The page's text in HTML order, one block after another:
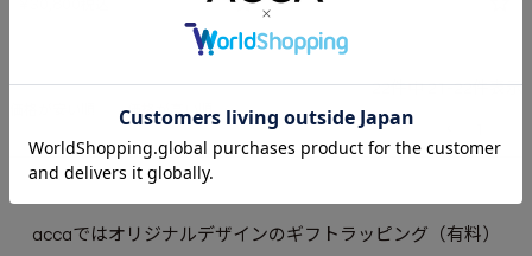
価格が高い順 新着順
22件中 21-22件表示
accaではオリジナルデザインのギフトラッピング（有料）